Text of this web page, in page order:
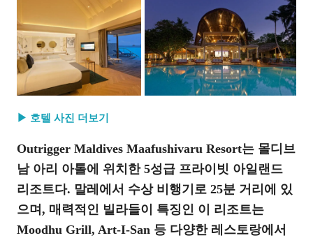
▶ 호텔 사진 더보기
Outrigger Maldives Maafushivaru Resort는 몰디브
남 아리 아톨에 위치한 5성급 프라이빗 아일랜드
리조트다. 말레에서 수상 비행기로 25분 거리에 있
으며, 매력적인 빌라들이 특징인 이 리조트는
Moodhu Grill, Art-I-San 등 다양한 레스토랑에서